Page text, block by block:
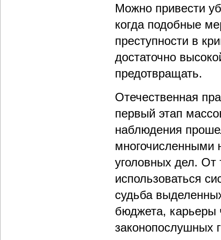
Можно привести
когда подобные
преступности в
достаточно
предотвращать.
Отечественная
первый этап
наблюдения
многочисленными
уголовных дел. От
использоваться
судьба
бюджета, карьеры
законопослушных